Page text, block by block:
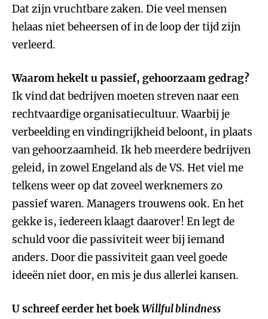
Dat zijn vruchtbare zaken. Die veel mensen
helaas niet beheersen of in de loop der tijd zijn
verleerd.
Waarom hekelt u passief, gehoorzaam gedrag?
Ik vind dat bedrijven moeten streven naar een
rechtvaardige organisatiecultuur. Waarbij je
verbeelding en vindingrijkheid beloont, in plaats
van gehoorzaamheid. Ik heb meerdere bedrijven
geleid, in zowel Engeland als de VS. Het viel me
telkens weer op dat zoveel werknemers zo
passief waren. Managers trouwens ook. En het
gekke is, iedereen klaagt daarover! En legt de
schuld voor die passiviteit weer bij iemand
anders. Door die passiviteit gaan veel goede
ideeën niet door, en mis je dus allerlei kansen.
U schreef eerder het boekWillful blindness